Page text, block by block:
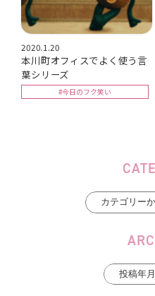
2020.1.20
本川町オフィスでよく使う言
葉シリーズ
#今日のフク笑い